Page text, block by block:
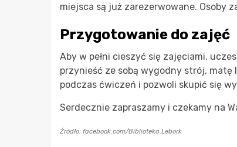
miejsca są już zarezerwowane. Osoby
Przygotowanie do zajęć
Aby w pełni cieszyć się zajęciami,
przynieść ze sobą wygodny strój,
podczas ćwiczeń i pozwoli skupić się
Serdecznie zapraszamy i czekamy na
Źródło: facebook.com/Biblioteka.Lebork